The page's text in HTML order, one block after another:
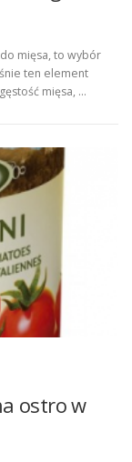
mięsa, to wybór
ten element
mięsa, …
ostro w